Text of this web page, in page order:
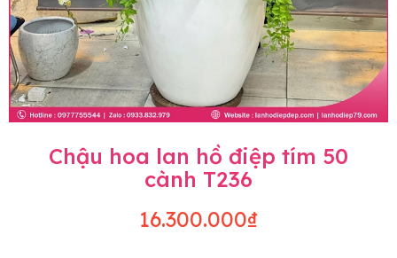
Chậu hoa lan hồ điệp tím 50
cành T236
16.300.000₫